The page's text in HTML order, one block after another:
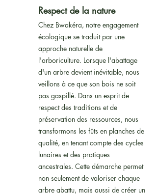
Respect de la nature
Chez Bwakéra, notre engagement
écologique se traduit par une
approche naturelle de
l'arboriculture. Lorsque l'abattage
d'un arbre devient inévitable, nous
veillons à ce que son bois ne soit
pas gaspillé. Dans un esprit de
respect des traditions et de
préservation des ressources, nous
transformons les fûts en planches de
qualité, en tenant compte des cycles
lunaires et des pratiques
ancestrales. Cette démarche permet
non seulement de valoriser chaque
arbre abattu, mais aussi de créer un